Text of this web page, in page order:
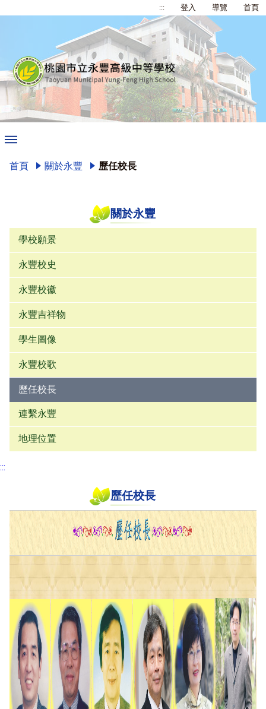
::: 登入 導覽 首頁
首頁 關於永豐 歷任校長
關於永豐
學校願景
永豐校史
永豐校徽
永豐吉祥物
學生圖像
永豐校歌
歷任校長
連繫永豐
地理位置
:::
歷任校長